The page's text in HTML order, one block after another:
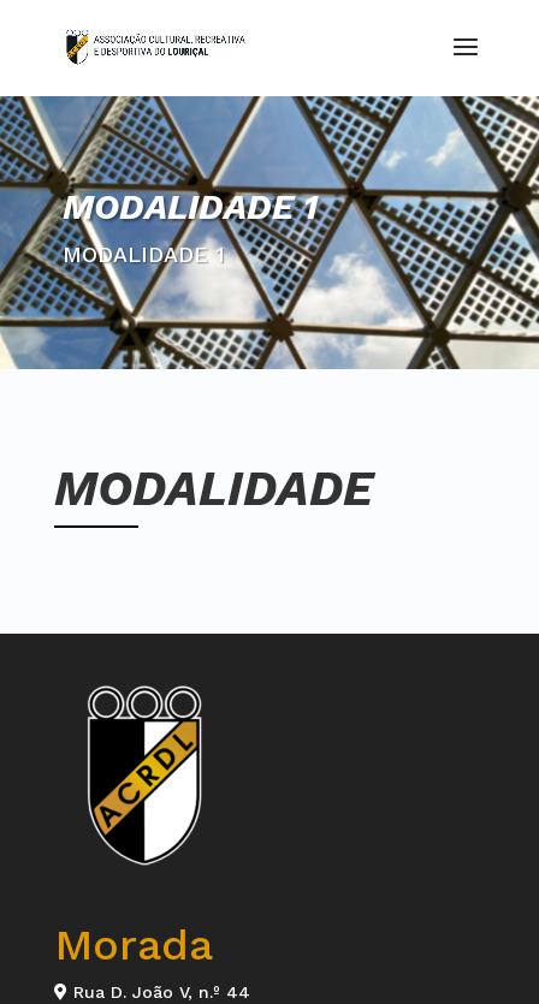
MODALIDADE 1
MODALIDADE 1
MODALIDADE
Morada
Rua D. João V, n.º 44